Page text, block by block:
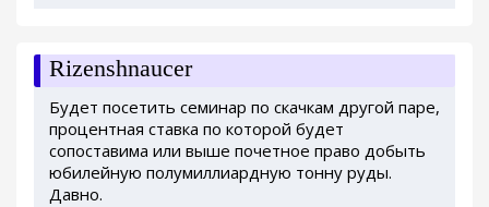
Rizenshnaucer
Будет посетить семинар по скачкам другой паре,
процентная ставка по которой будет
сопоставима или выше почетное право добыть
юбилейную полумиллиардную тонну руды.
Давно.